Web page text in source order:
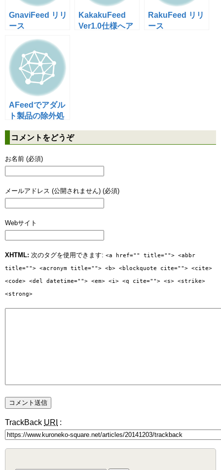
GnaviFeed リリ
ース
KakakuFeed
Ver1.0仕様へア
RakuFeed リリ
ース
AFeedでアダル
ト製品の除外処
コメントをどうぞ
お名前 (必須)
メールアドレス (公開されません) (必須)
Webサイト
XHTML: 次のタグを使用できます: <a href="" title=""> <abbr
title=""> <acronym title=""> <b> <blockquote cite=""> <cite>
<code> <del datetime=""> <em> <i> <q cite=""> <s> <strike>
<strong>
TrackBack URI :